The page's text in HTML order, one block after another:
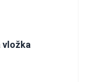
vložka